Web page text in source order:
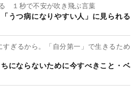
１秒で不安が吹き飛ぶ言葉
「うつ病になりやすい人」に見られる
すぎるから。「自分第一」で生きるため
ちにならないために今すべきこと・ベ